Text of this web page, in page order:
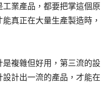
業產品，都要把掌這個原
真正在大量生產製造時，
複雜但好用，第三流的設
計出一流的產品，才能在